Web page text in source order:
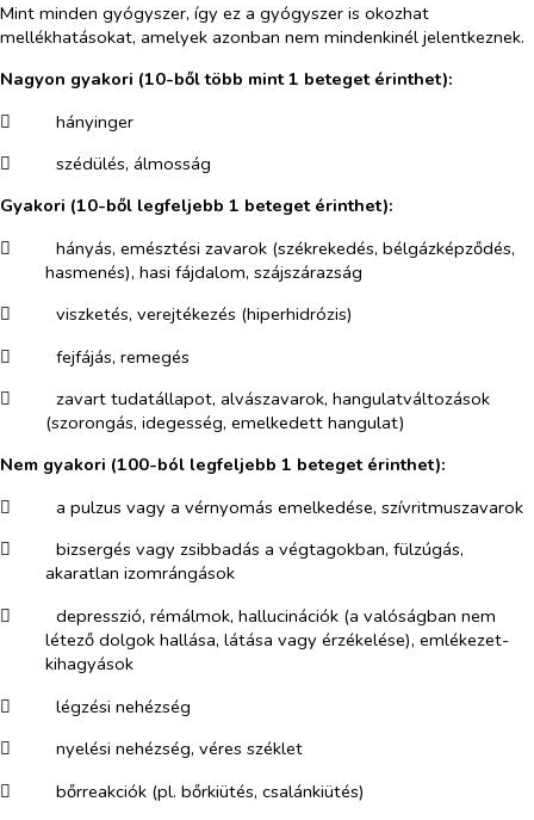
Mint minden gyógyszer, így ez a gyógyszer is okozhat
mellékhatásokat, amelyek azonban nem mindenkinél jelentkeznek.
Nagyon gyakori (10-ből több mint 1 beteget érinthet):
​
hányinger
​
szédülés, álmosság
Gyakori (10-ből legfeljebb 1 beteget érinthet):
​
hányás, emésztési zavarok (székrekedés, bélgázképződés,
hasmenés), hasi fájdalom, szájszárazság
​
viszketés, verejtékezés (hiperhidrózis)
​
fejfájás, remegés
​
zavart tudatállapot, alvászavarok, hangulatváltozások
(szorongás, idegesség, emelkedett hangulat)
Nem gyakori (100-ból legfeljebb 1 beteget érinthet):
​
a pulzus vagy a vérnyomás emelkedése, szívritmuszavarok
​
bizsergés vagy zsibbadás a végtagokban, fülzúgás,
akaratlan izomrángások
​
depresszió, rémálmok, hallucinációk (a valóságban nem
létező dolgok hallása, látása vagy érzékelése), emlékezet-
kihagyások
​
légzési nehézség
​
nyelési nehézség, véres széklet
​
bőrreakciók (pl. bőrkiütés, csalánkiütés)